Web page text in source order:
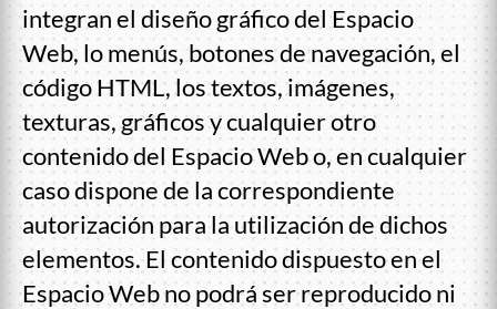
integran el diseño gráfico del Espacio
Web, lo menús, botones de navegación, el
código HTML, los textos, imágenes,
texturas, gráficos y cualquier otro
contenido del Espacio Web o, en cualquier
caso dispone de la correspondiente
autorización para la utilización de dichos
elementos. El contenido dispuesto en el
Espacio Web no podrá ser reproducido ni